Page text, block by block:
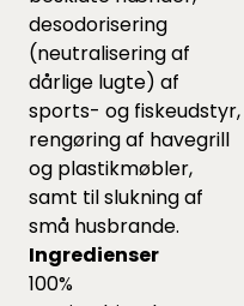
desodorisering
(neutralisering af
dårlige lugte) af
sports- og fiskeudstyr,
rengøring af havegrill
og plastikmøbler,
samt til slukning af
små husbrande.
Ingredienser
100%